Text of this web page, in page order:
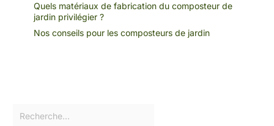
Quels matériaux de fabrication du composteur de
jardin privilégier ?
Nos conseils pour les composteurs de jardin